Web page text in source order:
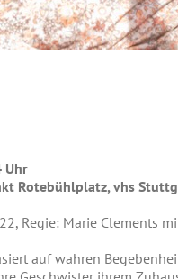
Uhr
Rotebühlplatz, vhs
Regie: Marie Clements
auf wahren